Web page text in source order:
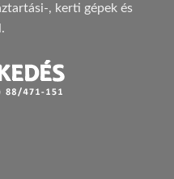
, kerti gépek és